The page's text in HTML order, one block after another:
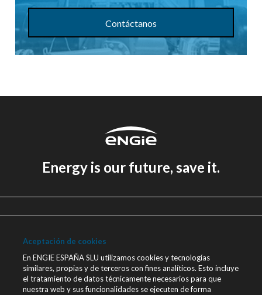
Contáctanos
Energy is our future, save it.
Aviso legal
Política de Privacidad
Política de cookies
Canal Ético
Aceptación de cookies
En ENGIE ESPAÑA SLU utilizamos cookies y tecnologías
similares, propias y de terceros con fines analíticos. Esto incluye
el tratamiento de datos técnicamente necesarios para que
nuestra web y sus funcionalidades se ejecuten de forma